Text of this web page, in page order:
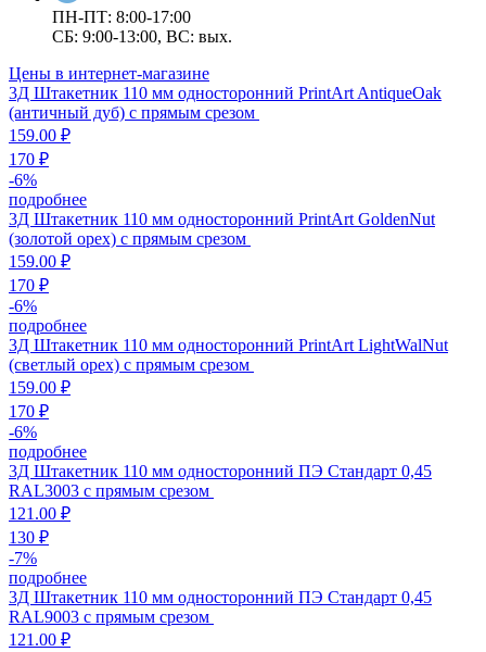
ПН-ПТ: 8:00-17:00
СБ: 9:00-13:00, ВС: вых.
Цены в интернет-магазине
3Д Штакетник 110 мм односторонний PrintArt AntiqueOak
(античный дуб) с прямым срезом
159.00 ₽
170 ₽
-6%
подробнее
3Д Штакетник 110 мм односторонний PrintArt GoldenNut
(золотой орех) с прямым срезом
159.00 ₽
170 ₽
-6%
подробнее
3Д Штакетник 110 мм односторонний PrintArt LightWalNut
(светлый орех) с прямым срезом
159.00 ₽
170 ₽
-6%
подробнее
3Д Штакетник 110 мм односторонний ПЭ Стандарт 0,45
RAL3003 с прямым срезом
121.00 ₽
130 ₽
-7%
подробнее
3Д Штакетник 110 мм односторонний ПЭ Стандарт 0,45
RAL9003 с прямым срезом
121.00 ₽